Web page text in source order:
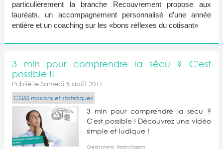
particulièrement la branche Recouvrement propose aux
lauréats, un accompagnement personnalisé d’une année
entière et un coaching sur les «bons réflexes du cotisant»
3 min pour comprendre la sécu ? C'est
possible !!
Publié le Samedi 5 août 2017
CGSS missions et statistiques
3 min pour comprendre la sécu ?
C'est possible ! Découvrez une vidéo
simple et ludique !
Crédit photo : Robin Higgins.